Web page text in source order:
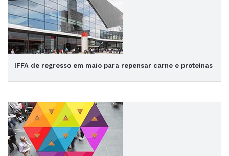
IFFA de regresso em maio para repensar carne e proteínas